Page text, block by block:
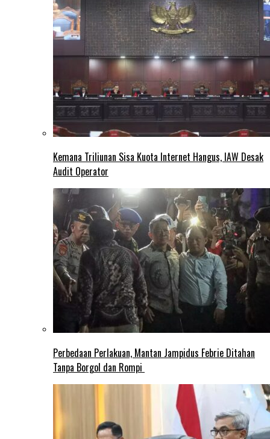
Kemana Triliunan Sisa Kuota Internet Hangus, IAW Desak
Audit Operator
Perbedaan Perlakuan, Mantan Jampidus Febrie Ditahan
Tanpa Borgol dan Rompi